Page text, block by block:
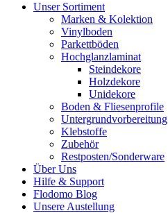
Unser Sortiment
Marken & Kolektion
Vinylboden
Parkettböden
Hochglanzlaminat
Steindekore
Holzdekore
Unidekore
Boden & Fliesenprofile
Untergrundvorbereitung
Klebstoffe
Zubehör
Restposten/Sonderware
Über Uns
Hilfe & Support
Flodomo Blog
Unsere Austellung